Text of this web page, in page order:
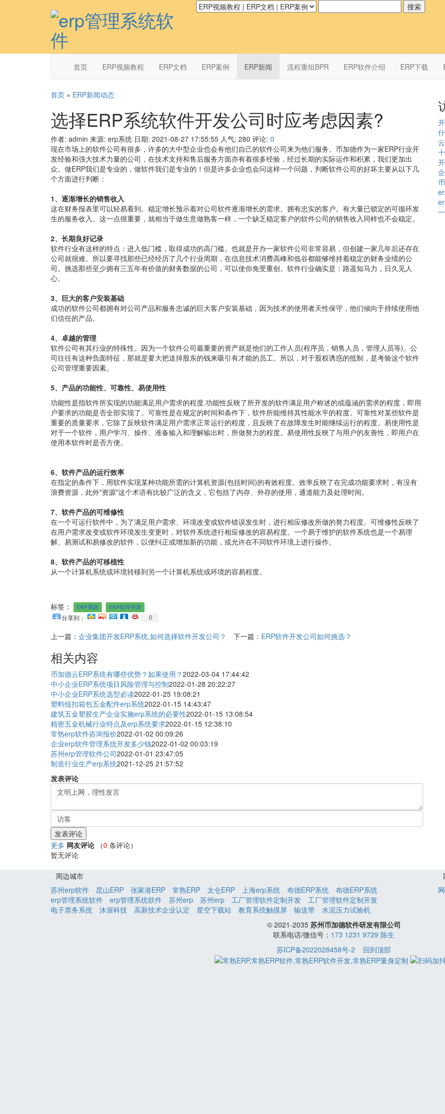
首页 ERP视频教程 ERP文档 ERP案例 ERP新闻 流程重组BPR ERP软件介绍 ERP下载
首页 » ERP新闻动态
选择ERP系统软件开发公司时应考虑因素?
作者: admin 来源: erp系统 日期: 2021-08-27 17:55:55 人气: 280 评论: 0
现在市场上的软件公司有很多，许多的大中型企业也会有他们自己的软件公司来为他们服务。币加德作为一家ERP行业开
发经验和强大技术力量的公司，在技术支持和售后服务方面亦有着很多经验，经过长期的实际运作和积累，我们更加出
众。做ERP我们是专业的，做软件我们是专业的！但是许多企业也会问这样一个问题，判断软件公司的好坏主要从以下几
个方面进行判断：
1、逐渐增长的销售收入
这在财务报表里可以轻易看到。稳定增长预示着对公司软件逐渐增长的需求。拥有忠实的客户。有大量已锁定的可循环发
生的服务收入。这一点很重要，就相当于做生意做熟客一样，一个缺乏稳定客户的软件公司的销售收入同样也不会稳定。
2、长期良好记录
软件行业有这样的特点：进入低门槛，取得成功的高门槛。也就是开办一家软件公司非常容易，但创建一家几年后还存在
公司就很难。所以要寻找那些已经经历了几个行业周期，在信息技术消费高峰和低谷都能够维持着稳定的财务业绩的公
司。挑选那些至少拥有三五年有价值的财务数据的公司，可以使你免受重创。软件行业确实是：路遥知马力，日久见人
心。
3、巨大的客户安装基础
成功的软件公司都拥有对公司产品和服务忠诚的巨大客户安装基础，因为技术的使用者天性保守，他们倾向于持续使用他
们信任的产品。
4、卓越的管理
软件公司有其行业的特殊性。因为一个软件公司最重要的资产就是他们的工作人员(程序员，销售人员，管理人员等)。公
司往往有这种负面特征，那就是要大把送掉股东的钱来吸引有才能的员工。所以，对于股权诱惑的抵制，是考验这个软件
公司管理重要因素。
5、产品的功能性、可靠性、易使用性
功能性是指软件所实现的功能满足用户需求的程度.功能性反映了所开发的软件满足用户称述的或蕴涵的需求的程度，即用
户要求的功能是否全部实现了。可靠性是在规定的时间和条件下，软件所能维持其性能水平的程度。可靠性对某些软件是
重要的质量要求，它除了反映软件满足用户需求正常运行的程度，且反映了在故障发生时能继续运行的程度。易使用性是
对于一个软件，用户学习、操作、准备输入和理解输出时，所做努力的程度。易使用性反映了与用户的友善性，即用户在
使用本软件时是否方便。
6、软件产品的运行效率
在指定的条件下，用软件实现某种功能所需的计算机资源(包括时间)的有效程度。效率反映了在完成功能要求时，有没有
浪费资源，此外"资源"这个术语有比较广泛的含义，它包括了内存、外存的使用，通道能力及处理时间。
7、 软件产品的可维修性
在一个可运行软件中，为了满足用户需求、环境改变或软件错误发生时，进行相应修改所做的努力程度。可维修性反映了
在用户需求改变或软件环境发生变更时，对软件系统进行相应修改的容易程度。一个易于维护的软件系统也是一个易理
解、易测试和易修改的软件，以便纠正或增加新的功能，或允许在不同软件环境上进行操作。
8、 软件产品的可移植性
从一个计算机系统或环境转移到另一个计算机系统或环境的容易程度。
标签： ERP系统 ERP软件开发
分享到： 0
上一篇： 企业集团开发ERP系统,如何选择软件开发公司？ 下一篇： ERP软件开发公司如何挑选？
相关内容
币加德云ERP系统有哪些优势？如果使用？2022-03-04 17:44:42
中小企业ERP系统项目风险管理与控制2022-01-28 20:22:27
中小企业ERP系统选型必读2022-01-25 19:08:21
塑料纽扣箱包五金配件erp系统2022-01-15 14:43:47
建筑五金塑胶生产企业实施erp系统的必要性2022-01-15 13:08:54
精密五金机械行业特点及erp系统要求2022-01-15 12:38:10
常熟erp软件咨询报价2022-01-02 00:09:26
企业erp软件管理系统开发多少钱2022-01-02 00:03:19
苏州erp管理软件公司2022-01-01 23:47:05
制造行业生产erp系统2021-12-25 21:57:52
发表评论
更多 网友评论 （0 条评论）
暂无评论
周边城市
苏州erp软件
昆山ERP 张家港ERP 常熟ERP 太仓ERP 上海erp系统 布德ERP系统
布德ERP系统
erp管理系统软件
erp管理系统软件 苏州erp 苏州erp 工厂管理软件定制开发
工厂管理软件定制开发
电子票务系统
沐渥科技 高新技术企业认定 星空下载站 教育系统触摸屏 输送带 水泥压力试验机
© 2021-2035 苏州币加德软件研发有限公司
联系电话/微信号： 173 1231 9729 陈生
苏ICP备2022028458号-2
回到顶部